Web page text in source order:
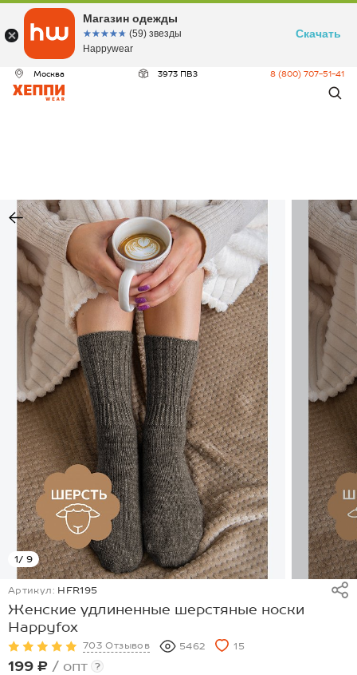
Москва 3973 ПВЗ 8 (800) 707-51-41
1/ 9
Артикул: HFR195
Женские удлиненные шерстяные носки
Happyfox
703 Отзывов 5462 15
199 ₽ / опт ?
Магазин одежды
☆☆☆☆☆
★★★★★ (59) звезды
Happywear
Скачать